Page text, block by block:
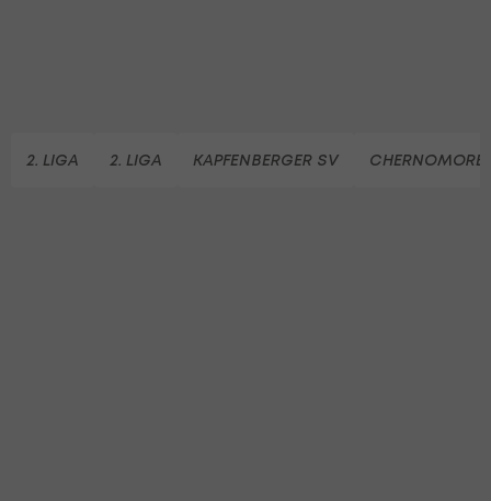
2. LIGA 2. LIGA KAPFENBERGER SV